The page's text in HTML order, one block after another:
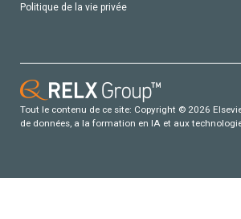
Politique de la vie privée
Tout le contenu de ce site: Copyright © 2026
de données, a la formation en IA et aux